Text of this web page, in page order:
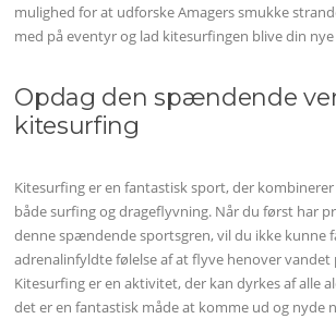
mulighed for at udforske Amagers smukke
med på eventyr og lad kitesurfingen blive din
Opdag den spændende
kitesurfing
Kitesurfing er en fantastisk sport, der
både surfing og drageflyvning. Når du først har
denne spændende sportsgren, vil du ikke kunne
adrenalinfyldte følelse af at flyve henover
Kitesurfing er en aktivitet, der kan dyrkes af alle
det er en fantastisk måde at komme ud og nyde